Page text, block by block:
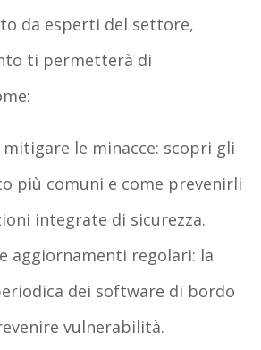
da esperti del settore,
ti permetterà di
le minacce: scopri gli
più comuni e come prevenirli
integrate di sicurezza.
aggiornamenti regolari: la
dei software di bordo
vulnerabilità.